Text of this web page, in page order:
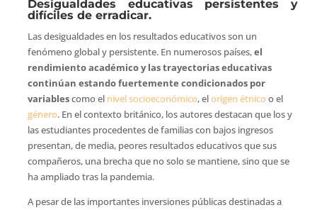
Desigualdades educativas persistentes y
difíciles de erradicar.
Las desigualdades en los resultados educativos son un
fenómeno global y persistente. En numerosos países,el
rendimiento académico y las trayectorias educativas
continúan estando fuertemente condicionados por
variablescomo el nivel socioeconómico, elorigen étnico o el
género. En el contexto británico, los autores destacan que los y
las estudiantes procedentes de familias con bajos ingresos
presentan, de media, peores resultados educativos que sus
compañeros, una brecha que no solo se mantiene, sino que se
ha ampliado tras la pandemia.
A pesar de las importantes inversiones públicas destinadas a